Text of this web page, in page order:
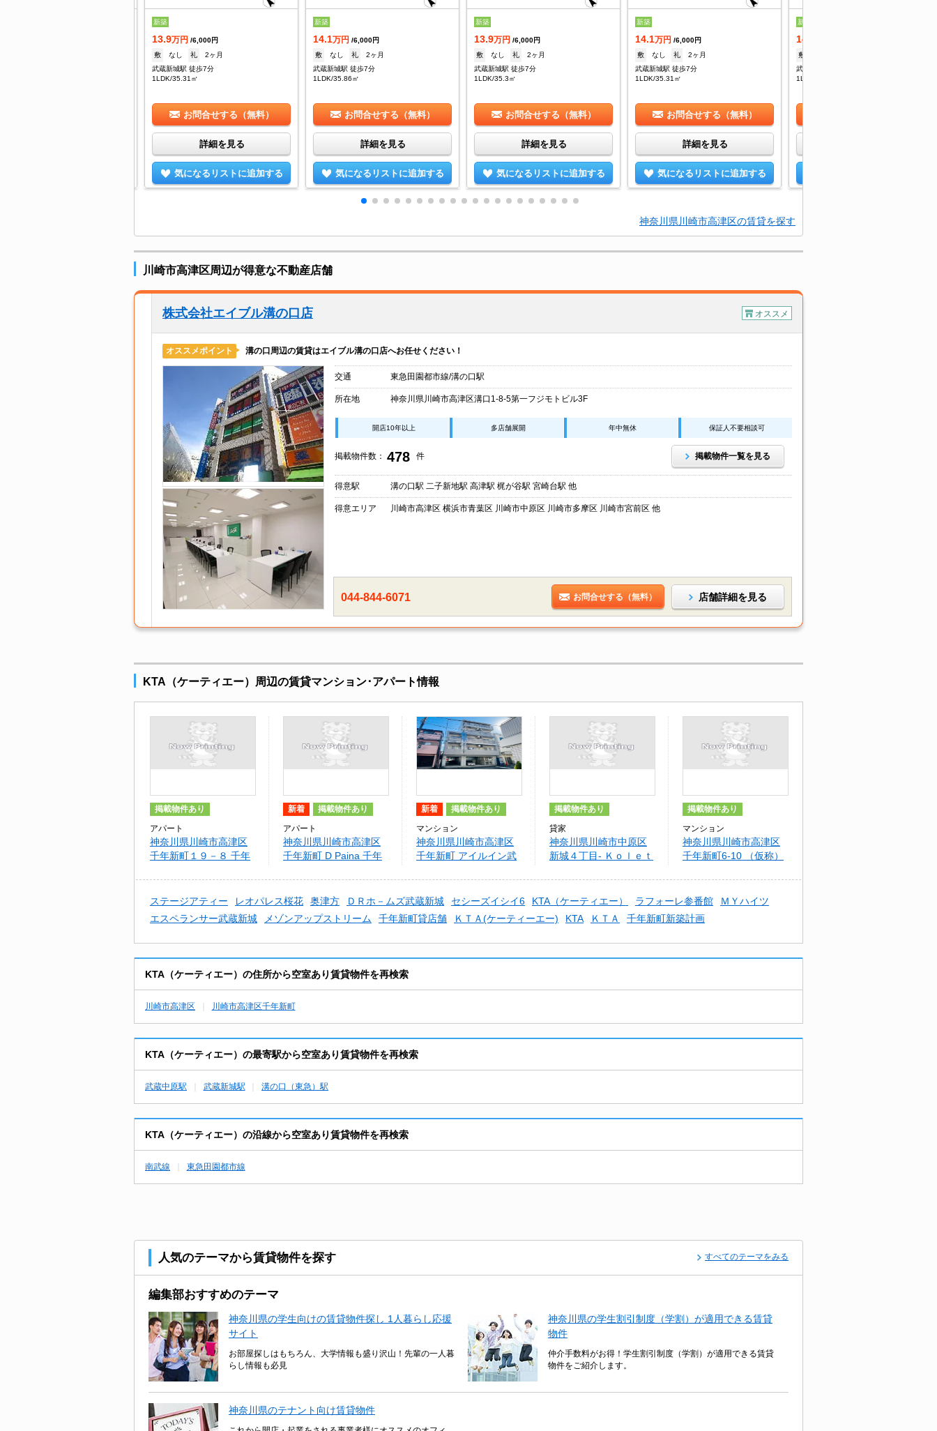
新築
13.9万円 /6,000円
敷
なし 礼
2ヶ月
武蔵新城駅 徒歩7分
1LDK/35.31㎡
お問合せする（無料）
詳細を見る
気になるリストに追加する
新築
14.1万円 /6,000円
敷
なし 礼
2ヶ月
武蔵新城駅 徒歩7分
1LDK/35.86㎡
お問合せする（無料）
詳細を見る
気になるリストに追加する
新築
13.9万円 /6,000円
敷
なし 礼
2ヶ月
武蔵新城駅 徒歩7分
1LDK/35.3㎡
お問合せする（無料）
詳細を見る
気になるリストに追加する
新築
14.1万円 /6,000円
敷
なし 礼
2ヶ月
武蔵新城駅 徒歩7分
1LDK/35.31㎡
お問合せする（無料）
詳細を見る
気になるリストに追加する
新築
14.1
敷
武蔵新城駅 徒歩7分
1LDK/35.3㎡
神奈川県川崎市高津区の賃貸を探す
川崎市高津区周辺が得意な不動産店舗
株式会社エイブル溝の口店 オススメ
オススメポイント 溝の口周辺の賃貸はエイブル溝の口店へお任せください！
交通 東急田園都市線/溝の口駅
所在地 神奈川県川崎市高津区溝口1-8-5第一フジモトビル3F
開店10年以上 多店舗展開 年中無休 保証人不要相談可
掲載物件数： 478 件 掲載物件一覧を見る
得意駅 溝の口駅 二子新地駅 高津駅 梶が谷駅 宮崎台駅 他
得意エリア 川崎市高津区 横浜市青葉区 川崎市中原区 川崎市多摩区 川崎市宮前区 他
044-844-6071 お問合せする（無料） 店舗詳細を見る
KTA（ケーティエー）周辺の賃貸マンション･アパート情報
掲載物件あり
アパート
神奈川県川崎市高津区
千年新町１９－８ 千年
ンチョウシンチクケイ
カク)
新着 掲載物件あり
アパート
神奈川県川崎市高津区
千年新町 D Paina 千年
新着 掲載物件あり
マンション
神奈川県川崎市高津区
千年新町 アイルイン武
掲載物件あり
貸家
神奈川県川崎市中原区
新城４丁目- Ｋｏｌｅｔ
掲載物件あり
マンション
神奈川県川崎市高津区
千年新町6-10 （仮称）
ステージアティー レオパレス桜花 奥津方 ＤＲホ－ムズ武蔵新城 セシーズイシイ6 KTA（ケーティエー） ラフォーレ参番館
ＭＹハイツ
エスペランサー武蔵新城
メゾンアップストリーム 千年新町貸店舗 ＫＴＡ(ケーティーエー) KTA ＫＴＡ 千年新町新築計画
KTA（ケーティエー）の住所から空室あり賃貸物件を再検索
川崎市高津区 川崎市高津区千年新町
KTA（ケーティエー）の最寄駅から空室あり賃貸物件を再検索
武蔵中原駅 武蔵新城駅 溝の口（東急）駅
KTA（ケーティエー）の沿線から空室あり賃貸物件を再検索
南武線 東急田園都市線
人気のテーマから賃貸物件を探す すべてのテーマをみる
編集部おすすめのテーマ
神奈川県の学生向けの賃貸物件探し 1人暮らし応援
サイト
お部屋探しはもちろん、大学情報も盛り沢山！先輩の一人暮
らし情報も必見
神奈川県の学生割引制度（学割）が適用できる賃貸
物件
仲介手数料がお得！学生割引制度（学割）が適用できる賃貸
物件をご紹介します。
神奈川県のテナント向け賃貸物件